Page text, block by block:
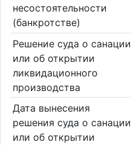
несостоятельности
(банкротстве)
Решение суда о санации
или об открытии
ликвидационного
производства
Дата вынесения
решения суда о санации
или об открытии